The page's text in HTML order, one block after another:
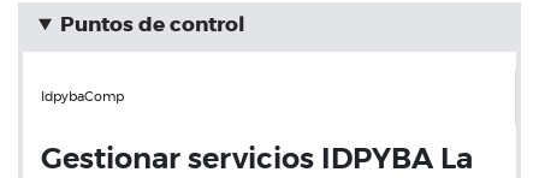
Puntos de control
IdpybaComp
Gestionar servicios IDPYBA La